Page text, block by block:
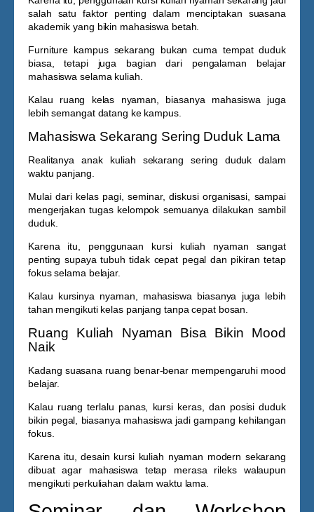
salah satu faktor penting dalam menciptakan suasana
akademik yang bikin mahasiswa betah.
Furniture kampus sekarang bukan cuma tempat duduk
biasa, tetapi juga bagian dari pengalaman belajar
mahasiswa selama kuliah.
Kalau ruang kelas nyaman, biasanya mahasiswa juga
lebih semangat datang ke kampus.
Mahasiswa Sekarang Sering Duduk Lama
Realitanya anak kuliah sekarang sering duduk dalam
waktu panjang.
Mulai dari kelas pagi, seminar, diskusi organisasi, sampai
mengerjakan tugas kelompok semuanya dilakukan sambil
duduk.
Karena itu, penggunaan kursi kuliah nyaman sangat
penting supaya tubuh tidak cepat pegal dan pikiran tetap
fokus selama belajar.
Kalau kursinya nyaman, mahasiswa biasanya juga lebih
tahan mengikuti kelas panjang tanpa cepat bosan.
Ruang Kuliah Nyaman Bisa Bikin Mood
Naik
Kadang suasana ruang benar-benar mempengaruhi mood
belajar.
Kalau ruang terlalu panas, kursi keras, dan posisi duduk
bikin pegal, biasanya mahasiswa jadi gampang kehilangan
fokus.
Karena itu, desain kursi kuliah nyaman modern sekarang
dibuat agar mahasiswa tetap merasa rileks walaupun
mengikuti perkuliahan dalam waktu lama.